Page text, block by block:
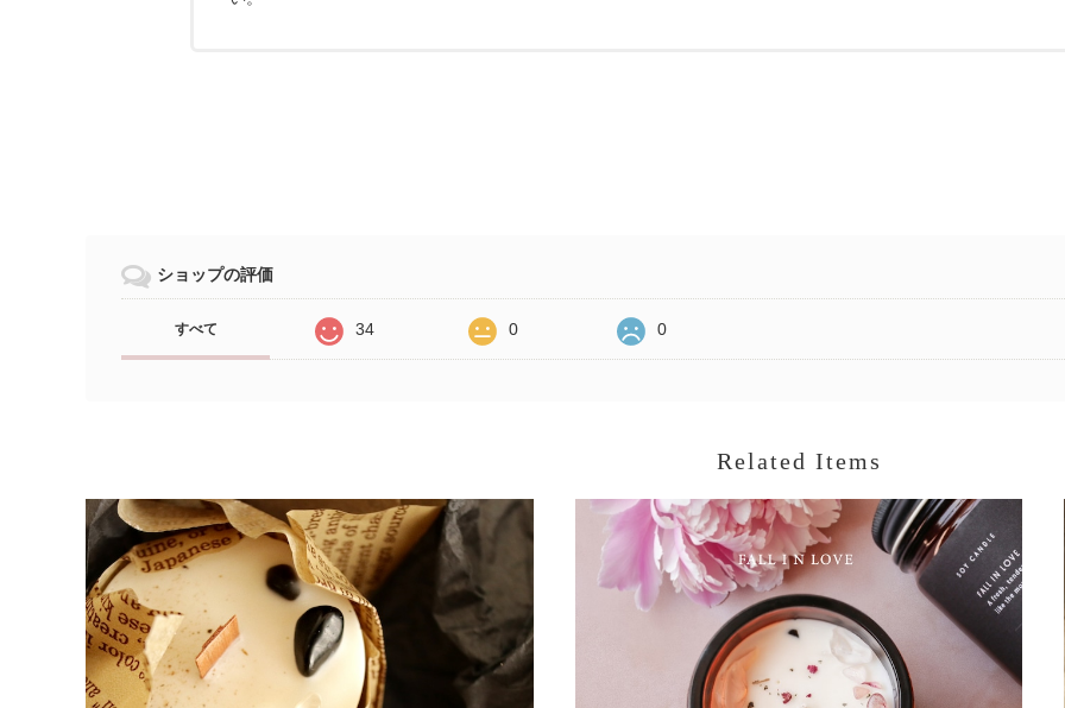
ショップの評価
すべて 34 0 0
Related Items